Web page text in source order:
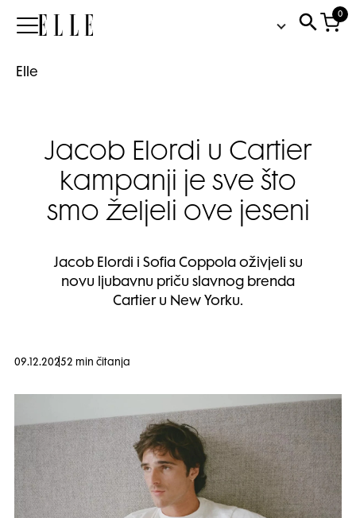
Elle
0
Elle
Jacob Elordi u Cartier
kampanji je sve što
smo željeli ove jeseni
Jacob Elordi i Sofia Coppola oživjeli su
novu ljubavnu priču slavnog brenda
Cartier u New Yorku.
09.12.20252 min čitanja